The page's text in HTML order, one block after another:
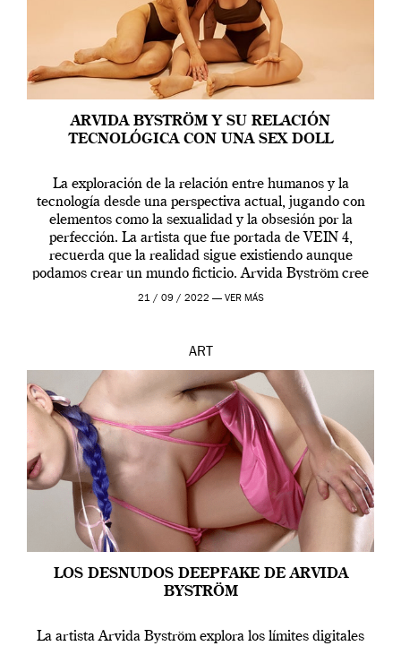
ARVIDA BYSTRÖM Y SU RELACIÓN
TECNOLÓGICA CON UNA SEX DOLL
La exploración de la relación entre humanos y la
tecnología desde una perspectiva actual, jugando con
elementos como la sexualidad y la obsesión por la
perfección. La artista que fue portada de VEIN 4,
recuerda que la realidad sigue existiendo aunque
podamos crear un mundo ficticio. Arvida Byström cree
que los humanos tienen un complejo […]
21 / 09 / 2022 — VER MÁS
ART
LOS DESNUDOS DEEPFAKE DE ARVIDA
BYSTRÖM
La artista Arvida Byström explora los límites digitales